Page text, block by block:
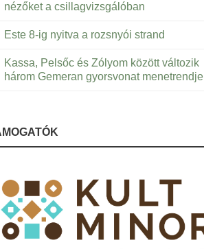
nézőket a csillagvizsgálóban
Este 8-ig nyitva a rozsnyói strand
Kassa, Pelsőc és Zólyom között változik
három Gemeran gyorsvonat menetrendje